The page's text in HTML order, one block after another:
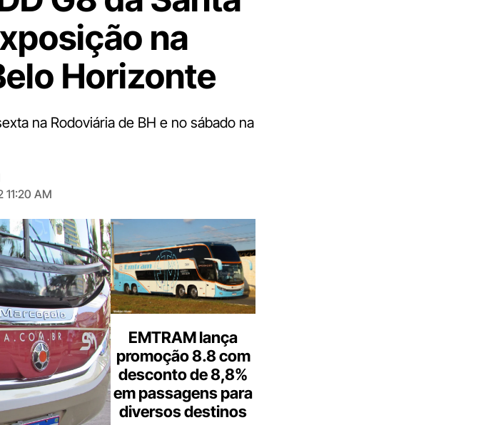
na
Horizonte
na Rodoviária de BH e no sábado na
11:20 AM
EMTRAM lança
promoção 8.8 com
desconto de 8,8%
em passagens para
diversos destinos
Digite
aqui
o
seu
e-
mail